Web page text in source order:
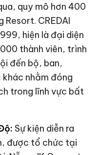
quy mô hơn 400
Resort. CREDAI
hiện là đại diện
thành viên, trình
đến bộ, ban,
khác nhằm đóng
trong lĩnh vực bất
Sự kiện diễn ra
được tổ chức tại